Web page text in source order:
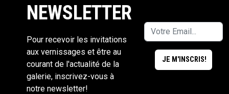
NEWSLETTER
Pour recevoir les invitations
aux vernissages et être au
courant de l'actualité de la
galerie, inscrivez-vous à
notre newsletter!